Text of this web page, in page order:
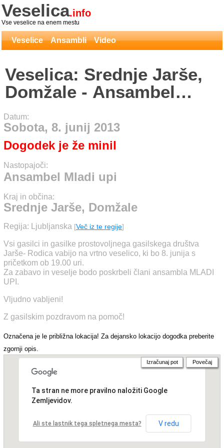
Veselica.info
Vse veselice na enem mestu
Veselice Ansambli Video
Veselica: Srednje Jarše,
Domžale - Ansambel
Mladi upi
Datum:
Sobota, 8. junij 2013
Dogodek je že minil
Nastopajoči:
Ansambel Mladi upi
Kraj in občina:
Srednje Jarše, Domžale
Regija: Ljubljanska [Več iz te regije]
Vsi gasilci in gasilke prostovoljnega gasilskega društva
Jarše- Rodica vabijo na vrtno veselico, ki bo 8. junija s
pričetkom ob 19.00 uri.
Za zabavo in veselje bodo poskrbeli člani ansambla MLADI
UPI.
Vljudno vabljeni!
Z gasilskim pozdravom na pomoč!
Označena je le približna lokacija! Za dejansko lokacijo dogodka preberite
zgornji opis.
Ta stran ne more pravilno naložiti Google
Zemljevidov.
Ali ste lastnik tega spletnega mesta? V redu
Izračunaj pot Povečaj